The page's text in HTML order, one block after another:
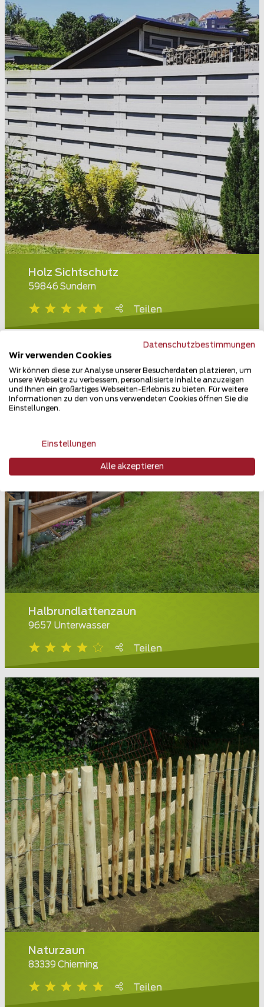
Holz Sichtschutz
59846 Sundern
Teilen
Halbrundlattenzaun
9657 Unterwasser
Teilen
Naturzaun
83339 Chieming
Teilen
Datenschutzbestimmungen
Wir verwenden Cookies
Wir können diese zur Analyse unserer Besucherdaten platzieren, um
unsere Webseite zu verbessern, personalisierte Inhalte anzuzeigen
und Ihnen ein großartiges Webseiten-Erlebnis zu bieten. Für weitere
Informationen zu den von uns verwendeten Cookies öffnen Sie die
Einstellungen.
Einstellungen
Alle akzeptieren